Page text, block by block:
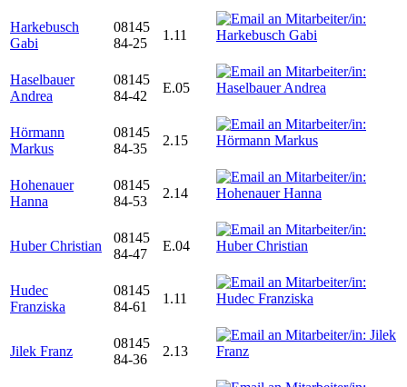
Harkebusch
Gabi
08145
84-25
1.11
Haselbauer
Andrea
08145
84-42
E.05
Hörmann
Markus
08145
84-35
2.15
Hohenauer
Hanna
08145
84-53
2.14
Huber Christian
08145
84-47
E.04
Hudec
Franziska
08145
84-61
1.11
Jilek Franz
08145
84-36
2.13